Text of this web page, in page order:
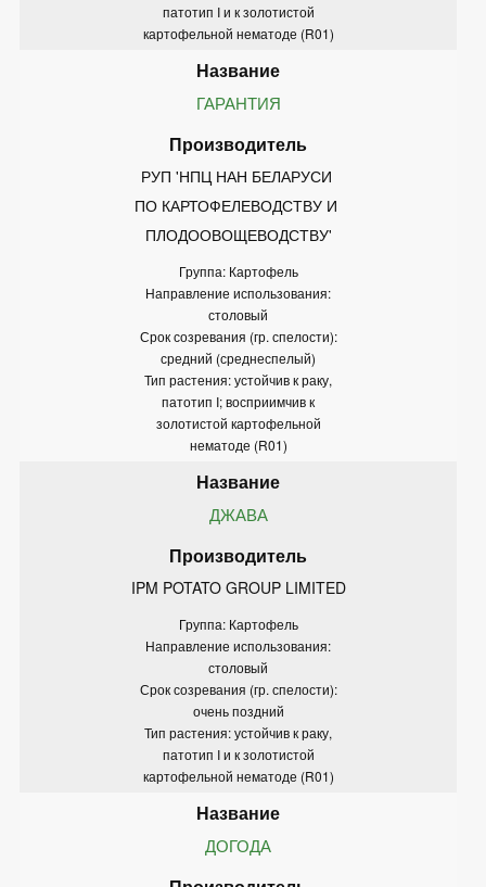
патотип I и к золотистой
картофельной нематоде (R01)
ГАРАНТИЯ
РУП 'НПЦ НАН БЕЛАРУСИ
ПО КАРТОФЕЛЕВОДСТВУ И
ПЛОДООВОЩЕВОДСТВУ'
Группа: Картофель
Направление использования:
столовый
Срок созревания (гр. спелости):
средний (среднеспелый)
Тип растения: устойчив к раку,
патотип I; восприимчив к
золотистой картофельной
нематоде (R01)
ДЖАВА
IPM POTATO GROUP LIMITED
Группа: Картофель
Направление использования:
столовый
Срок созревания (гр. спелости):
очень поздний
Тип растения: устойчив к раку,
патотип I и к золотистой
картофельной нематоде (R01)
ДОГОДА